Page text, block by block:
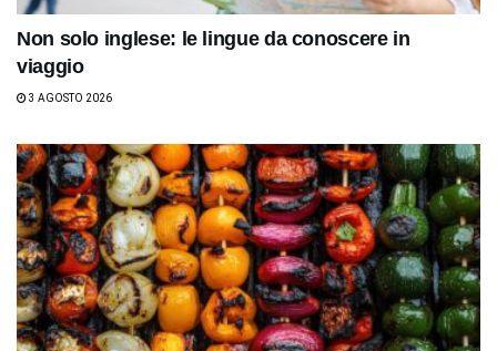
Non solo inglese: le lingue da conoscere in
viaggio
3 AGOSTO 2026